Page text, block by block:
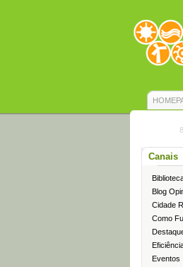
Canais
Blog
Cidade
Como
Eventos